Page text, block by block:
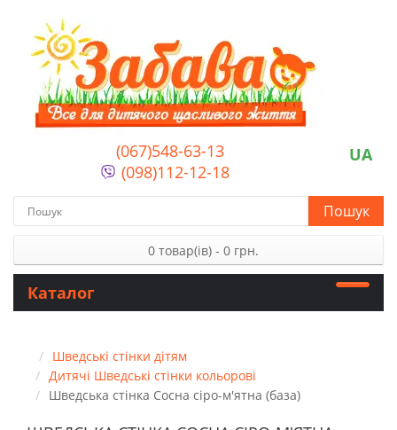
(067)548-63-13
(098)112-12-18
UA
Пошук
0 товар(ів) - 0 грн.
Каталог
Шведські стінки дітям
Дитячі Шведські стінки кольорові
Шведська стінка Сосна сіро-м'ятна (база)